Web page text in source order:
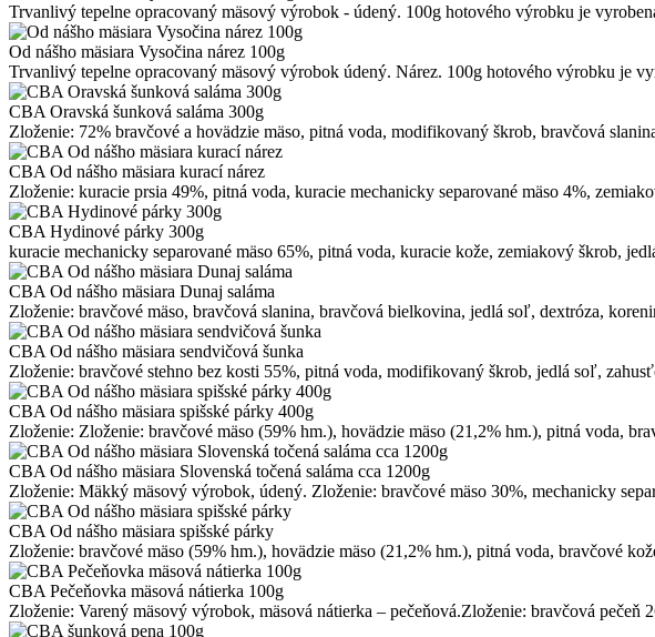
Trvanlivý tepelne opracovaný mäsový výrobok - údený. 100g hotového výrobku je
Od nášho mäsiara Vysočina nárez 100g
Trvanlivý tepelne opracovaný mäsový výrobok údený. Nárez. 100g hotového výrobku je
CBA Oravská šunková saláma 300g
Zloženie: 72% bravčové a hovädzie mäso, pitná voda, modifikovaný škrob, bravčová
CBA Od nášho mäsiara kurací nárez
Zloženie: kuracie prsia 49%, pitná voda, kuracie mechanicky separované mäso 4%,
CBA Hydinové párky 300g
kuracie mechanicky separované mäso 65%, pitná voda, kuracie kože, zemiakový škrob,
CBA Od nášho mäsiara Dunaj saláma
Zloženie: bravčové mäso, bravčová slanina, bravčová bielkovina, jedlá soľ, dextróza,
CBA Od nášho mäsiara sendvičová šunka
Zloženie: bravčové stehno bez kosti 55%, pitná voda, modifikovaný škrob, jedlá soľ,
CBA Od nášho mäsiara spišské párky 400g
Zloženie: Zloženie: bravčové mäso (59% hm.), hovädzie mäso (21,2% hm.), pitná voda,
CBA Od nášho mäsiara Slovenská točená saláma cca 1200g
Zloženie: Mäkký mäsový výrobok, údený. Zloženie: bravčové mäso 30%, mechanicky
CBA Od nášho mäsiara spišské párky
Zloženie: bravčové mäso (59% hm.), hovädzie mäso (21,2% hm.), pitná voda, bravčové
CBA Pečeňovka mäsová nátierka 100g
Zloženie: Varený mäsový výrobok, mäsová nátierka – pečeňová.Zloženie: bravčová pečeň